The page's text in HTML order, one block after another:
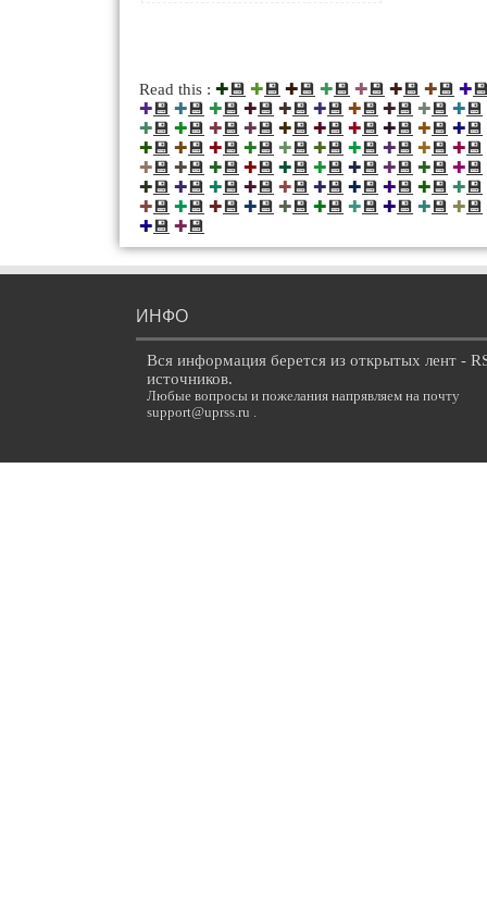
Read this : ✚💾 ✚💾 ✚💾 ✚💾 ✚💾 ✚💾 ✚💾 ✚
✚💾 ✚💾 ✚💾 ✚💾 ✚💾 ✚💾 ✚💾 ✚💾 ✚💾 ✚💾
✚💾 ✚💾 ✚💾 ✚💾 ✚💾 ✚💾 ✚💾 ✚💾 ✚💾 ✚💾
✚💾 ✚💾 ✚💾 ✚💾 ✚💾 ✚💾 ✚💾 ✚💾 ✚💾 ✚💾
✚💾 ✚💾 ✚💾 ✚💾 ✚💾 ✚💾 ✚💾 ✚💾 ✚💾 ✚💾
✚💾 ✚💾 ✚💾 ✚💾 ✚💾 ✚💾 ✚💾 ✚💾 ✚💾 ✚💾
✚💾 ✚💾 ✚💾 ✚💾 ✚💾 ✚💾 ✚💾 ✚💾 ✚💾 ✚💾
✚💾 ✚💾
ИНФО
Вся информация берется из открытых лент -
источников.
Любые вопросы и пожелания напрявляем на почту
support@uprss.ru .